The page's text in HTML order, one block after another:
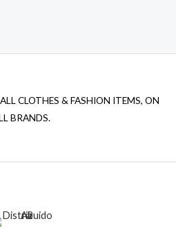
CLOTHES & FASHION ITEMS, ON
BRANDS.